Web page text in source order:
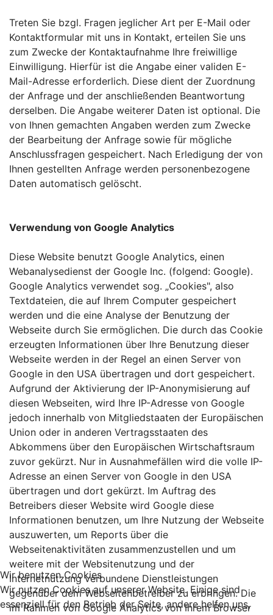
Treten Sie bzgl. Fragen jeglicher Art per E-Mail oder
Kontaktformular mit uns in Kontakt, erteilen Sie uns
zum Zwecke der Kontaktaufnahme Ihre freiwillige
Einwilligung. Hierfür ist die Angabe einer validen E-
Mail-Adresse erforderlich. Diese dient der Zuordnung
der Anfrage und der anschließenden Beantwortung
derselben. Die Angabe weiterer Daten ist optional. Die
von Ihnen gemachten Angaben werden zum Zwecke
der Bearbeitung der Anfrage sowie für mögliche
Anschlussfragen gespeichert. Nach Erledigung der von
Ihnen gestellten Anfrage werden personenbezogene
Daten automatisch gelöscht.
Verwendung von Google Analytics
Diese Website benutzt Google Analytics, einen
Webanalysedienst der Google Inc. (folgend: Google).
Google Analytics verwendet sog. „Cookies", also
Textdateien, die auf Ihrem Computer gespeichert
werden und die eine Analyse der Benutzung der
Webseite durch Sie ermöglichen. Die durch das Cookie
erzeugten Informationen über Ihre Benutzung dieser
Webseite werden in der Regel an einen Server von
Google in den USA übertragen und dort gespeichert.
Aufgrund der Aktivierung der IP-Anonymisierung auf
diesen Webseiten, wird Ihre IP-Adresse von Google
jedoch innerhalb von Mitgliedstaaten der Europäischen
Union oder in anderen Vertragsstaaten des
Abkommens über den Europäischen Wirtschaftsraum
zuvor gekürzt. Nur in Ausnahmefällen wird die volle IP-
Adresse an einen Server von Google in den USA
übertragen und dort gekürzt. Im Auftrag des
Betreibers dieser Website wird Google diese
Informationen benutzen, um Ihre Nutzung der Webseite
auszuwerten, um Reports über die
Webseitenaktivitäten zusammenzustellen und um
weitere mit der Websitenutzung und der
Internetnutzung verbundene Dienstleistungen
gegenüber dem Webseitenbetreiber zu erbringen. Die
im Rahmen von Google Analytics von Ihrem Browser
Wir benutzen Cookies
Wir nutzen Cookies auf unserer Website. Einige sind
essenziell für den Betrieb der Seite, andere helfen uns,